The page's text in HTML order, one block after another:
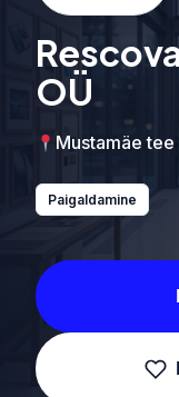
OÜ
Mustamäe
Paigaldamine